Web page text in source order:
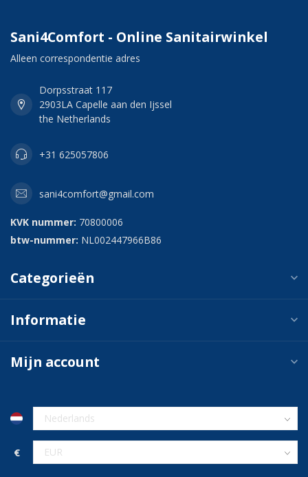
Sani4Comfort - Online Sanitairwinkel
Alleen correspondentie adres
Dorpsstraat 117
2903LA Capelle aan den Ijssel
the Netherlands
+31 625057806
sani4comfort@gmail.com
KVK nummer: 70800006
btw-nummer: NL002447966B86
Categorieën
Informatie
Mijn account
€